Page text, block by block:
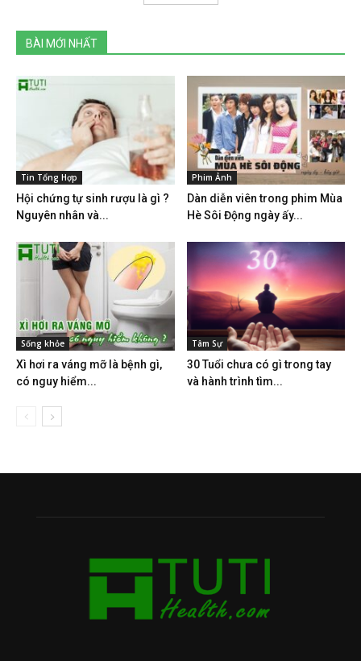
BÀI MỚI NHẤT
Tin Tổng Hợp
Hội chứng tự sinh rượu là gì ?
Nguyên nhân và...
Phim Ảnh
Dàn diễn viên trong phim Mùa
Hè Sôi Động ngày ấy...
Sống khỏe
Xì hơi ra váng mỡ là bệnh gì,
có nguy hiểm...
Tâm Sự
30 Tuổi chưa có gì trong tay
và hành trình tìm...